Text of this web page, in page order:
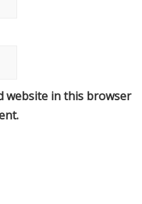
website in this browser